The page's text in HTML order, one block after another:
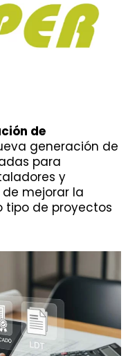
de
generación de
para
y
mejorar la
tipo de proyectos